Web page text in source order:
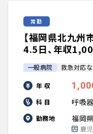
常勤
【福岡県北九州
4.5日、年収
一般病院 救急対応
年 収
科 目 呼吸
勤務地 福岡
鹿